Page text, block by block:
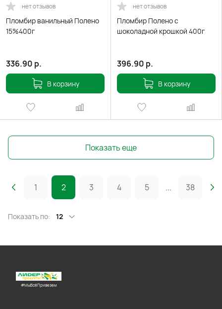
нет отзывов
Пломбир ванильный Полено
15%400г
336.90 р.
В корзину
нет отзывов
Пломбир Полено с
шоколадной крошкой 400г
396.90 р.
В корзину
Показать еще
1 2 3 4 5 ... 38
Показать по: 12
#МыВсёПривезем